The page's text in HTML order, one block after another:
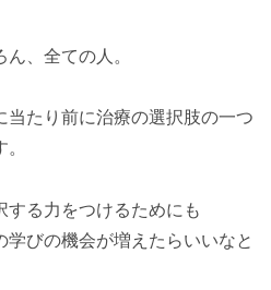
、全ての人。
当たり前に治療の選択肢の一つ
する力をつけるためにも
学びの機会が増えたらいいなと